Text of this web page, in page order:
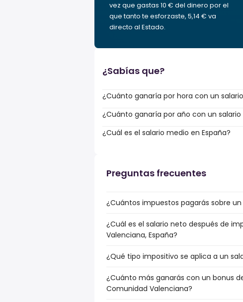
vez que gastas 10 € del dinero por el
que tanto te esforzaste, 5,14 € va
directo al Estado.
¿Sabías que?
¿Cuánto ganaría por hora con un
¿Cuánto ganaría por año con un
¿Cuál es el salario medio en España?
Preguntas frecuentes
¿Cuántos impuestos pagarás sobre
¿Cuál es el salario neto después de
Valenciana, España?
¿Qué tipo impositivo se aplica a un
¿Cuánto más ganarás con un bonus
Comunidad Valenciana?